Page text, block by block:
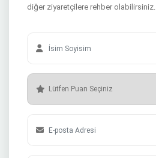
diğer ziyaretçilere rehber olabilirsiniz.